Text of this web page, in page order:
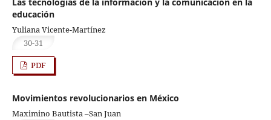
educación
Yuliana Vicente-Martínez
30-31
PDF
Movimientos revolucionarios en México
Maximino Bautista –San Juan